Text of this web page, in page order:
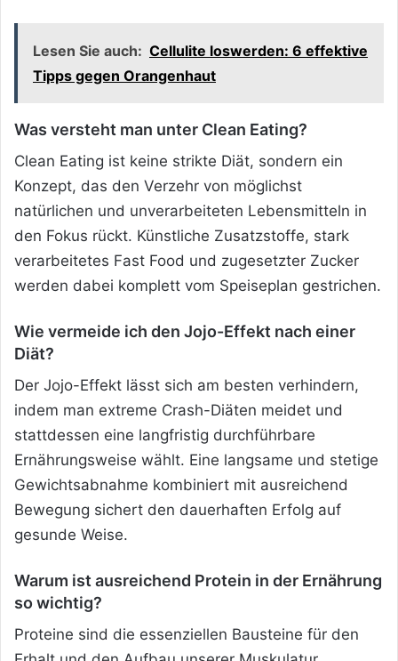
Lesen Sie auch: Cellulite loswerden: 6 effektive
Tipps gegen Orangenhaut
Was versteht man unter Clean Eating?
Clean Eating ist keine strikte Diät, sondern ein
Konzept, das den Verzehr von möglichst
natürlichen und unverarbeiteten Lebensmitteln in
den Fokus rückt. Künstliche Zusatzstoffe, stark
verarbeitetes Fast Food und zugesetzter Zucker
werden dabei komplett vom Speiseplan gestrichen.
Wie vermeide ich den Jojo-Effekt nach einer
Diät?
Der Jojo-Effekt lässt sich am besten verhindern,
indem man extreme Crash-Diäten meidet und
stattdessen eine langfristig durchführbare
Ernährungsweise wählt. Eine langsame und stetige
Gewichtsabnahme kombiniert mit ausreichend
Bewegung sichert den dauerhaften Erfolg auf
gesunde Weise.
Warum ist ausreichend Protein in der Ernährung
so wichtig?
Proteine sind die essenziellen Bausteine für den